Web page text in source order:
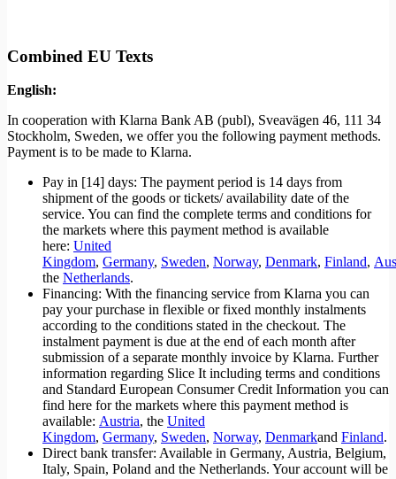
Combined EU Texts
English:
In cooperation with Klarna Bank AB (publ), Sveavägen 46, 111 34
Stockholm, Sweden, we offer you the following payment methods.
Payment is to be made to Klarna.
Pay in [14] days: The payment period is 14 days from
shipment of the goods or tickets/ availability date of the
service. You can find the complete terms and conditions for
the markets where this payment method is available
here: United
Kingdom, Germany, Sweden, Norway, Denmark, Finland,
the Netherlands.
Financing: With the financing service from Klarna you can
pay your purchase in flexible or fixed monthly instalments
according to the conditions stated in the checkout. The
instalment payment is due at the end of each month after
submission of a separate monthly invoice by Klarna. Further
information regarding Slice It including terms and conditions
and Standard European Consumer Credit Information you can
find here for the markets where this payment method is
available: Austria, the United
Kingdom, Germany, Sweden, Norway, Denmarkand Finland.
Direct bank transfer: Available in Germany, Austria, Belgium,
Italy, Spain, Poland and the Netherlands. Your account will be